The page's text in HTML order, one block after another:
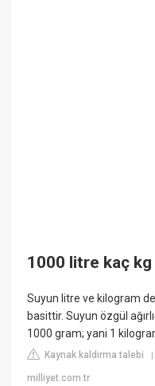
1000 litre kaç kg
Suyun litre ve kilogram
basittir. Suyun özgül
1000 gram; yani 1
Kaynak kaldırma talebi
milliyet.com.tr